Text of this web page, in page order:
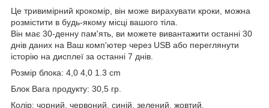
Це тривимірний крокомір, він може вирахувати кроки, можна
розмістити в будь-якому місці вашого тіла.
Він має 30-денну пам'ять, ви можете вивантажити останні 30
днів даних на Ваш комп'ютер через USB або переглянути
історію на дисплеї за останні 7 днів.
Розмір блока: 4,0 4,0 1.3 cm
Блок Вага продукту: 30,5 гр.
Колір: чорний, червоний, синій, зелений, жовтий.